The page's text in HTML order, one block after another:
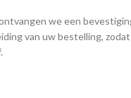
we een
van uw bestelling,